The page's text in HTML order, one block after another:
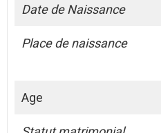
Date de Naissance
Place de naissance
Age